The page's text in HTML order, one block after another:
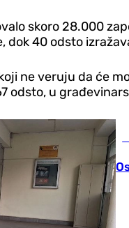
skoro 28.000
dok 40 odsto
ne veruju da će
odsto, u